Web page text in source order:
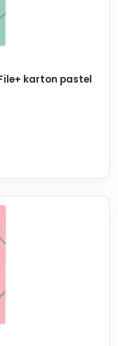
karton pastel